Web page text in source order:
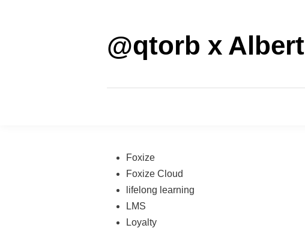
@qtorb x Albert
Publicado
en
Foxize
Foxize Cloud
lifelong learning
LMS
Loyalty